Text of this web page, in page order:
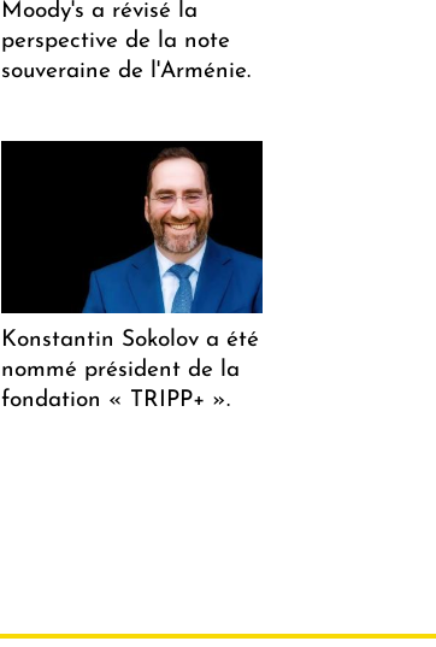
Moody's a révisé la
perspective de la note
souveraine de l'Arménie.
Konstantin Sokolov a été
nommé président de la
fondation « TRIPP+ ».